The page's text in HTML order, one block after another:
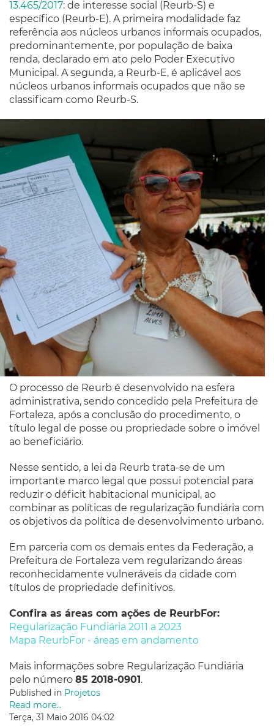
13.465/2017: de interesse social (Reurb-S) e
específico (Reurb-E). A primeira modalidade faz
referência aos núcleos urbanos informais ocupados,
predominantemente, por população de baixa
renda, declarado em ato pelo Poder Executivo
Municipal. A segunda, a Reurb-E, é aplicável aos
núcleos urbanos informais ocupados que não se
classificam como Reurb-S.
O processo de Reurb é desenvolvido na esfera
administrativa, sendo concedido pela Prefeitura de
Fortaleza, após a conclusão do procedimento, o
título legal de posse ou propriedade sobre o imóvel
ao beneficiário.
Nesse sentido, a lei da Reurb trata-se de um
importante marco legal que possui potencial para
reduzir o déficit habitacional municipal, ao
combinar as políticas de regularização fundiária com
os objetivos da política de desenvolvimento urbano.
Em parceria com os demais entes da Federação, a
Prefeitura de Fortaleza vem regularizando áreas
reconhecidamente vulneráveis da cidade com
títulos de propriedade definitivos.
Confira as áreas com ações de ReurbFor:
Regularização Fundiária 2011 a 2023
Mapa ReurbFor - áreas em andamento
Mais informações sobre Regularização Fundiária
pelo número 85 2018-0901.
Published in Projetos
Read more...
Terça, 31 Maio 2016 04:02